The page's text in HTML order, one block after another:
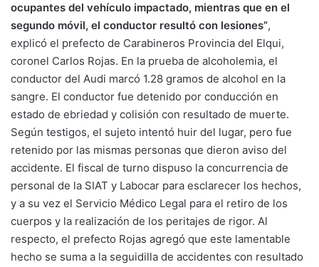
ocupantes del vehículo impactado, mientras que en el
segundo móvil, el conductor resultó con lesiones”,
explicó el prefecto de Carabineros Provincia del Elqui,
coronel Carlos Rojas. En la prueba de alcoholemia, el
conductor del Audi marcó 1.28 gramos de alcohol en la
sangre. El conductor fue detenido por conducción en
estado de ebriedad y colisión con resultado de muerte.
Según testigos, el sujeto intentó huir del lugar, pero fue
retenido por las mismas personas que dieron aviso del
accidente. El fiscal de turno dispuso la concurrencia de
personal de la SIAT y Labocar para esclarecer los hechos,
y a su vez el Servicio Médico Legal para el retiro de los
cuerpos y la realización de los peritajes de rigor. Al
respecto, el prefecto Rojas agregó que este lamentable
hecho se suma a la seguidilla de accidentes con resultado